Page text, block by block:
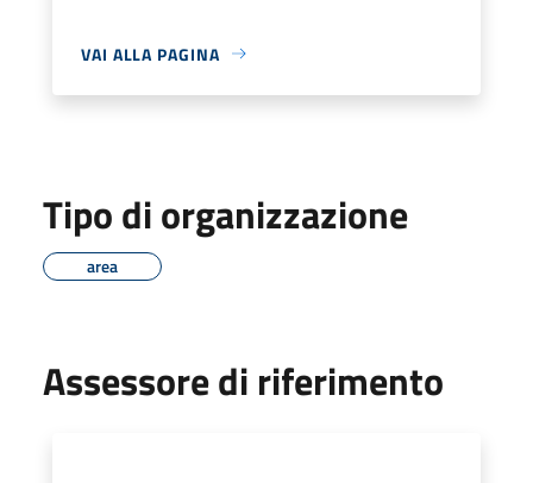
VAI ALLA PAGINA
Tipo di organizzazione
area
Assessore di riferimento